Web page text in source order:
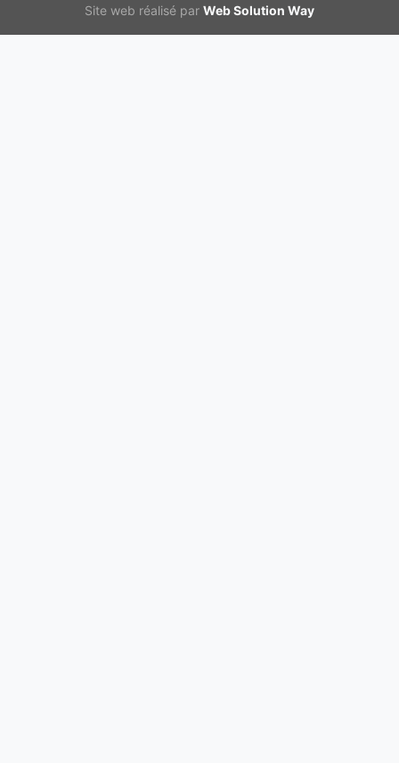
Site web réalisé par Web Solution Way